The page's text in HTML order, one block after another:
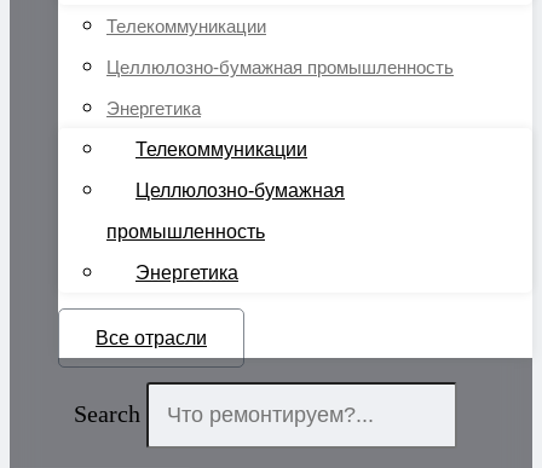
Телекоммуникации
Целлюлозно-бумажная промышленность
Энергетика
Телекоммуникации
Целлюлозно-бумажная
промышленность
Энергетика
Все отрасли
Search